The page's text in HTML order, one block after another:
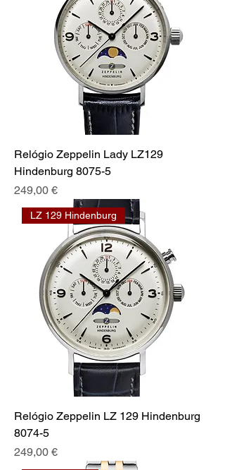
Relógio Zeppelin Lady LZ129
Hindenburg 8075-5
Preço
249,00 €
LZ 129 Hindenburg
Relógio Zeppelin LZ 129 Hindenburg
8074-5
Preço
249,00 €